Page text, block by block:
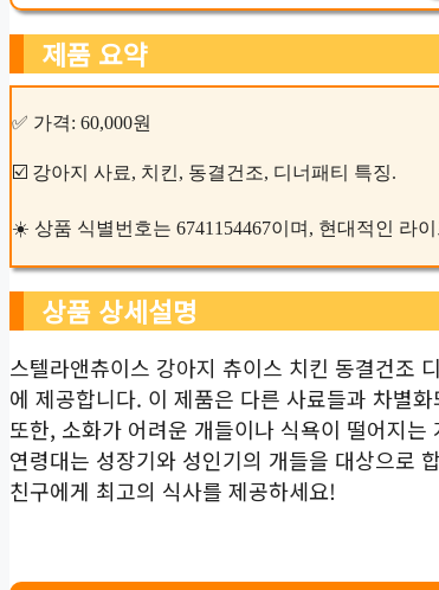
제품 요약
✅ 가격: 60,000원
☑️ 강아지 사료, 치킨, 동결건조, 디너패티 특징.
☀️ 상품 식별번호는 6741154467이며, 현대적인 라
상품 상세설명
스텔라앤츄이스 강아지 츄이스 치킨 동결건조
에 제공합니다. 이 제품은 다른 사료들과 차별
또한, 소화가 어려운 개들이나 식욕이 떨어지
연령대는 성장기와 성인기의 개들을 대상으로
친구에게 최고의 식사를 제공하세요!